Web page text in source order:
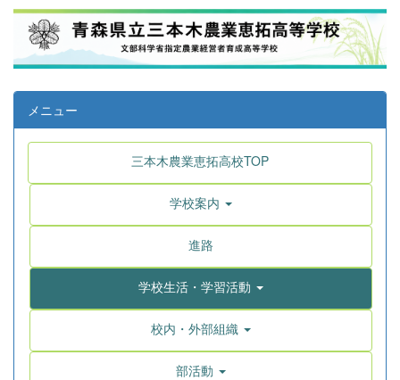
メニュー
三本木農業恵拓高校TOP
学校案内
進路
学校生活・学習活動
校内・外部組織
部活動